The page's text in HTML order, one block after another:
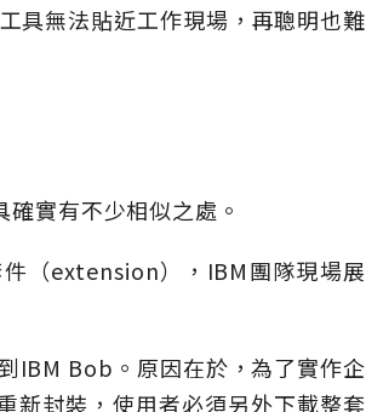
具無法貼近工作現場，再聰明也難
實有不少相似之處。
（extension），IBM團隊現場展
IBM Bob。原因在於，為了實作企
新封裝，使用者必須另外下載整套